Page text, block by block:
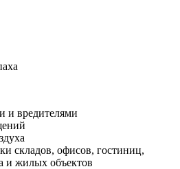
и вредителями
складов, офисов, гостиниц,
и жилых объектов